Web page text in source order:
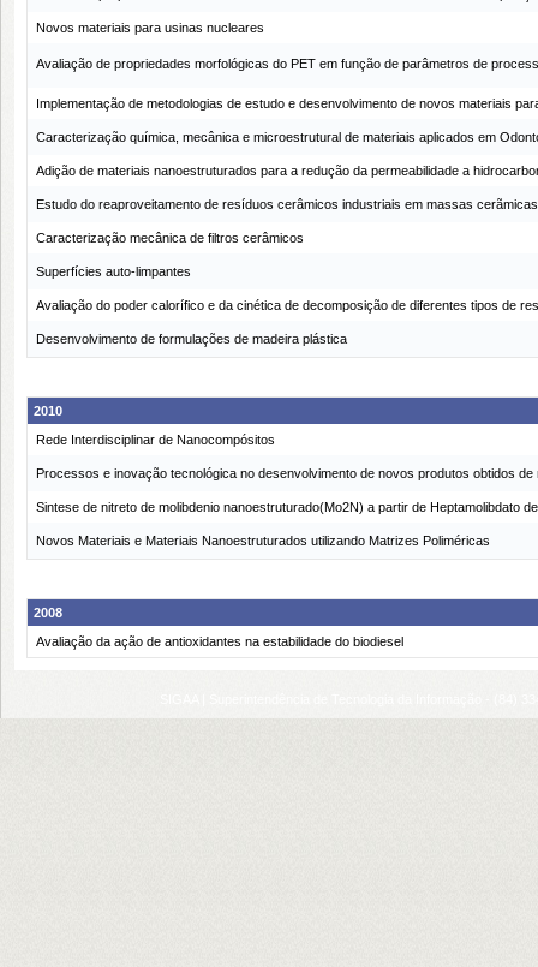
Novos materiais para usinas nucleares
Avaliação de propriedades morfológicas do PET em função de parâmetros de
Implementação de metodologias de estudo e desenvolvimento de novos materiais
Caracterização química, mecânica e microestrutural de materiais aplicados em
Adição de materiais nanoestruturados para a redução da permeabilidade a
Estudo do reaproveitamento de resíduos cerâmicos industriais em massas
Caracterização mecânica de filtros cerâmicos
Superfícies auto-limpantes
Avaliação do poder calorífico e da cinética de decomposição de diferentes tipos de
Desenvolvimento de formulações de madeira plástica
2010
Rede Interdisciplinar de Nanocompósitos
Processos e inovação tecnológica no desenvolvimento de novos produtos obtidos
Sintese de nitreto de molibdenio nanoestruturado(Mo2N) a partir de Heptamolibdato
Novos Materiais e Materiais Nanoestruturados utilizando Matrizes Poliméricas
2008
Avaliação da ação de antioxidantes na estabilidade do biodiesel